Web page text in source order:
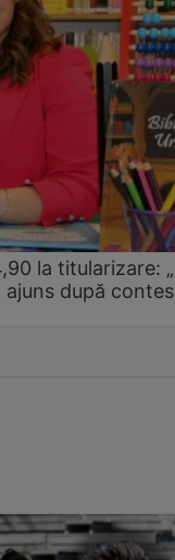
la titularizare:
ajuns după